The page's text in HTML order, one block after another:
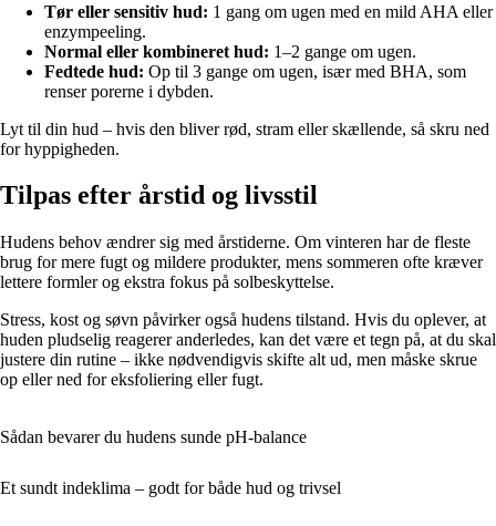
Tør eller sensitiv hud: 1 gang om ugen med en mild AHA eller
enzympeeling.
Normal eller kombineret hud: 1–2 gange om ugen.
Fedtede hud: Op til 3 gange om ugen, især med BHA, som
renser porerne i dybden.
Lyt til din hud – hvis den bliver rød, stram eller skællende, så skru ned
for hyppigheden.
Tilpas efter årstid og livsstil
Hudens behov ændrer sig med årstiderne. Om vinteren har de fleste
brug for mere fugt og mildere produkter, mens sommeren ofte kræver
lettere formler og ekstra fokus på solbeskyttelse.
Stress, kost og søvn påvirker også hudens tilstand. Hvis du oplever, at
huden pludselig reagerer anderledes, kan det være et tegn på, at du skal
justere din rutine – ikke nødvendigvis skifte alt ud, men måske skrue
op eller ned for eksfoliering eller fugt.
Sådan bevarer du hudens sunde pH-balance
Et sundt indeklima – godt for både hud og trivsel